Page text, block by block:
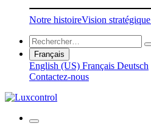
Notre histoireVision stratégique
Français
English (US) Français Deutsch
Contactez-nous